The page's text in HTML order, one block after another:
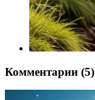
Комментарии (5)